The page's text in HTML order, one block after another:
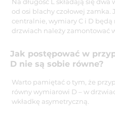
od osi blachy czołowej
centralnie, wymiary C i D będą
drzwiach należy zamontować
Jak postępować w
D nie są sobie równe?
Warto pamiętać o tym, że
równy wymiarowi D – w
wkładkę asymetryczną.